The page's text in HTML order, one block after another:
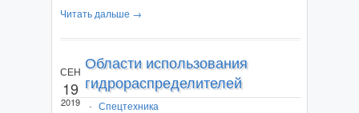
Читать дальше →
СЕН
19
2019
Области использования
гидрораспределителей
- Спецтехника